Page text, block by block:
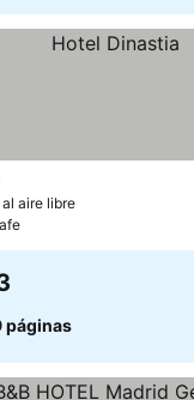
aire libre
páginas